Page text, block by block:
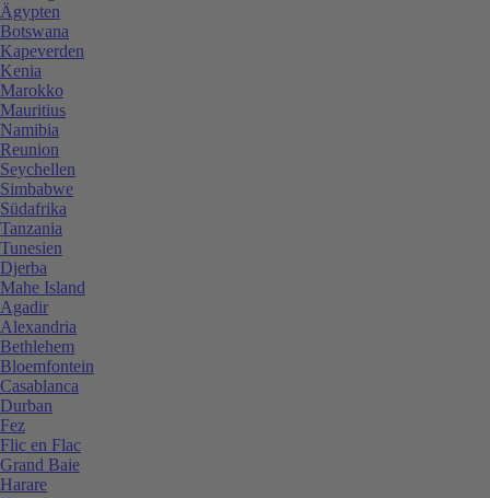
Ägypten
Botswana
Kapeverden
Kenia
Marokko
Mauritius
Namibia
Reunion
Seychellen
Simbabwe
Südafrika
Tanzania
Tunesien
Djerba
Mahe Island
Agadir
Alexandria
Bethlehem
Bloemfontein
Casablanca
Durban
Fez
Flic en Flac
Grand Baie
Harare